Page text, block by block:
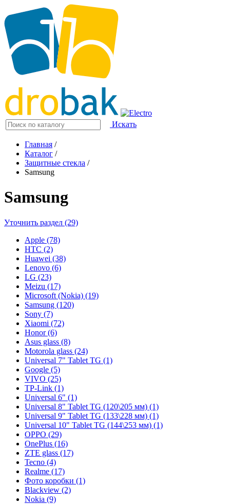
Искать
Главная /
Каталог /
Защитные стекла /
Samsung
Samsung
Уточнить раздел (29)
Apple (78)
HTC (2)
Huawei (38)
Lenovo (6)
LG (23)
Meizu (17)
Microsoft (Nokia) (19)
Samsung (120)
Sony (7)
Xiaomi (72)
Honor (6)
Asus glass (8)
Motorola glass (24)
Universal 7" Tablet TG (1)
Google (5)
VIVO (25)
TP-Link (1)
Universal 6" (1)
Universal 8" Tablet TG (120\205 мм) (1)
Universal 9" Tablet TG (133\228 мм) (1)
Universal 10" Tablet TG (144\253 мм) (1)
OPPO (29)
OnePlus (16)
ZTE glass (17)
Tecno (4)
Realme (17)
Фото коробки (1)
Blackview (2)
Nokia (9)